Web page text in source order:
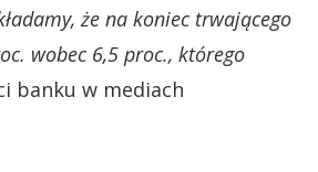
że na koniec trwającego
wobec 6,5 proc., którego
banku w mediach